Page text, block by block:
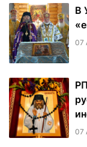
В
07
07